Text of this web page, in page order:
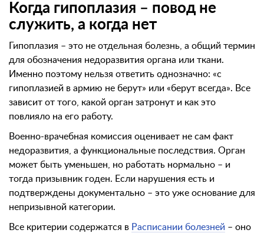
Когда гипоплазия – повод не
служить, а когда нет
Гипоплазия – это не отдельная болезнь, а общий термин
для обозначения недоразвития органа или ткани.
Именно поэтому нельзя ответить однозначно: «с
гипоплазией в армию не берут» или «берут всегда». Все
зависит от того, какой орган затронут и как это
повлияло на его работу.
Военно-врачебная комиссия оценивает не сам факт
недоразвития, а функциональные последствия. Орган
может быть уменьшен, но работать нормально – и
тогда призывник годен. Если нарушения есть и
подтверждены документально – это уже основание для
непризывной категории.
Все критерии содержатся в Расписании болезней – оно